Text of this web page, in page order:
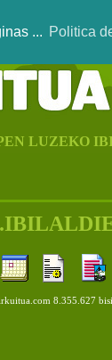
... Politica
LUZEKO
8.355.627